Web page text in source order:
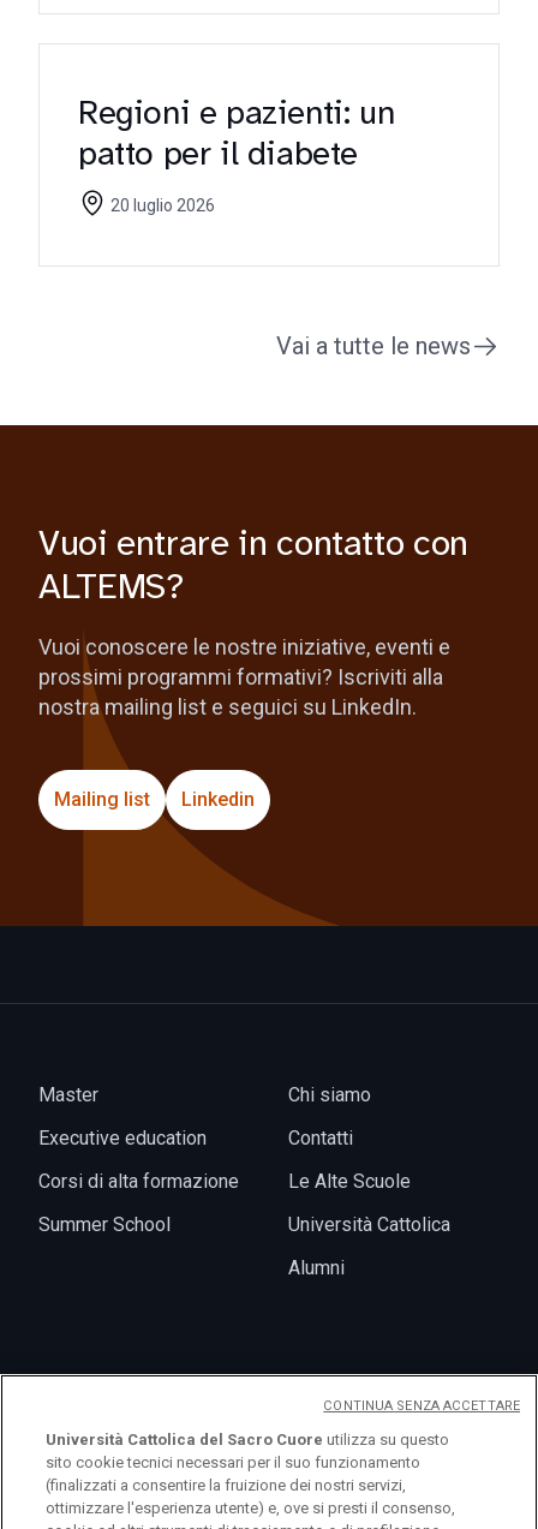
Regioni e pazienti: un
patto per il diabete
20 luglio 2026
Vai a tutte le news
Vuoi entrare in contatto con
ALTEMS?
Vuoi conoscere le nostre iniziative, eventi e
prossimi programmi formativi? Iscriviti alla
nostra mailing list e seguici su LinkedIn.
Mailing list Linkedin
Master
Executive education
Corsi di alta formazione
Summer School
Chi siamo
Contatti
Le Alte Scuole
Università Cattolica
Alumni
Eventi
Università Cattolica del Sacro Cuore utilizza su questo
sito cookie tecnici necessari per il suo funzionamento
(finalizzati a consentire la fruizione dei nostri servizi,
ottimizzare l'esperienza utente) e, ove si presti il consenso,
CONTINUA SENZA ACCETTARE